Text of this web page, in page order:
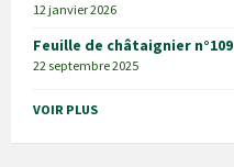
12 janvier 2026
Feuille de châtaignier n°109
22 septembre 2025
VOIR PLUS